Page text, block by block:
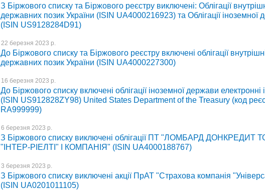
З Біржового списку та Біржового реєстру виключені: Облігації
державних позик України (ISIN UA4000216923) та Облігації іноземної
(ISIN US9128284D91)
22 березня 2023 р.
До Біржового списку та Біржового реєстру включені облігації
державних позик України (ISIN UA4000227300)
16 березня 2023 р.
До Біржового списку включені облігації іноземної держави електронні
(ISIN US912828ZY98) United States Department of the Treasury (код
RA999999)
6 березня 2023 р.
З Біржового списку виключені облігації ПТ "ЛОМБАРД ДОНКРЕДИТ
"ІНТЕР-РІЕЛТІ" І КОМПАНІЯ" (ISIN UA4000188767)
3 березня 2023 р.
З Біржового списку виключені акції ПрАТ "Страхова компанія
(ISIN UA0201011105)